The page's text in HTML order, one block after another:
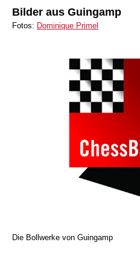
Bilder aus Guingamp
Fotos: Dominique Primel
Die Bollwerke von Guingamp